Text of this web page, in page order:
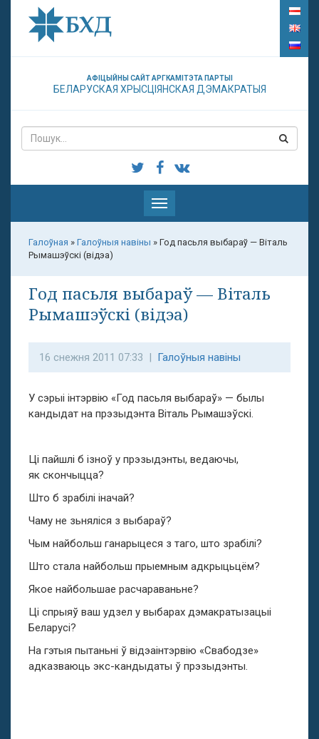
АФІЦЫЙНЫ САЙТ АРГКАМІТЭТА ПАРТЫІ
БЕЛАРУСКАЯ ХРЫСЦІЯНСКАЯ ДЭМАКРАТЫЯ
Паказаць
меню
Галоўная » Галоўныя навіны » Год пасьля выбараў — Віталь
Рымашэўскі (відэа)
Год пасьля выбараў — Віталь
Рымашэўскі (відэа)
16 снежня 2011 07:33 | Галоўныя навіны
У сэрыі інтэрвію «Год пасьля выбараў» — былы
кандыдат на прэзыдэнта Віталь Рымашэўскі.
Ці пайшлі б ізноў у прэзыдэнты, ведаючы,
як скончыцца?
Што б зрабілі іначай?
Чаму не зьняліся з выбараў?
Чым найбольш ганарыцеся з таго, што зрабілі?
Што стала найбольш прыемным адкрыцьцём?
Якое найбольшае расчараваньне?
Ці спрыяў ваш удзел у выбарах дэмакратызацыі
Беларусі?
На гэтыя пытаньні ў відэаінтэрвію «Свабодзе»
адказваюць экс-кандыдаты ў прэзыдэнты.